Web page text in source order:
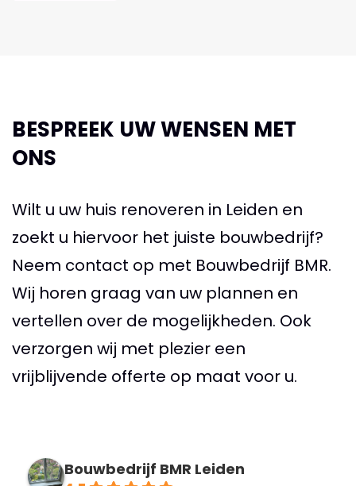
BESPREEK UW WENSEN MET
ONS
Wilt u uw huis renoveren in Leiden en
zoekt u hiervoor het juiste bouwbedrijf?
Neem contact op met Bouwbedrijf BMR.
Wij horen graag van uw plannen en
vertellen over de mogelijkheden. Ook
verzorgen wij met plezier een
vrijblijvende offerte op maat voor u.
Bouwbedrijf BMR Leiden